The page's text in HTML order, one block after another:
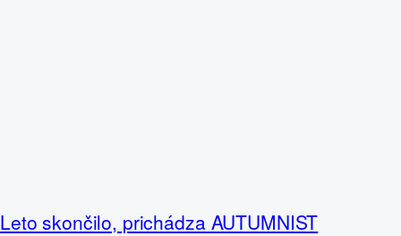
Leto skončilo, prichádza AUTUMNIST